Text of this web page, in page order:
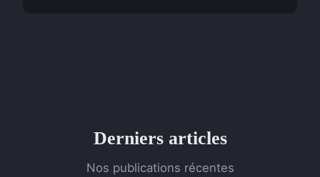
Derniers articles
Nos publications récentes